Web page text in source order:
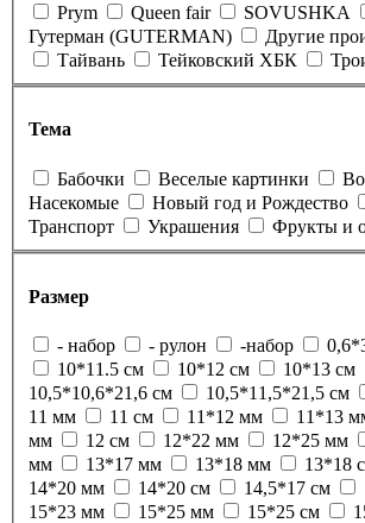
Prym
Queen fair SOVUSHKA
Гутерман (GUTERMAN)
Другие
Тайвань
Тейковский ХБК
Тема
Бабочки Веселые картинки
Насекомые
Новый год и Рождество
Транспорт
Украшения Фрукты и
Размер
- набор - рулон -набор
10*11.5 см
10*12 см 10*13 см
10,5*10,6*21,6 см
10,5*11,5*21,5 см
11 мм
11 см 11*12 мм 11*13
мм
12 см 12*22 мм 12*25 мм
мм
13*17 мм 13*18 мм 13*18
14*20 мм
14*20 см 14,5*17 см
15*23 мм
15*25 мм 15*25 см